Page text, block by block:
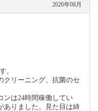
2026年08月
。
クリーニング、抗菌のセ
ンは24時間稼働してい
ありました。見た目は綺